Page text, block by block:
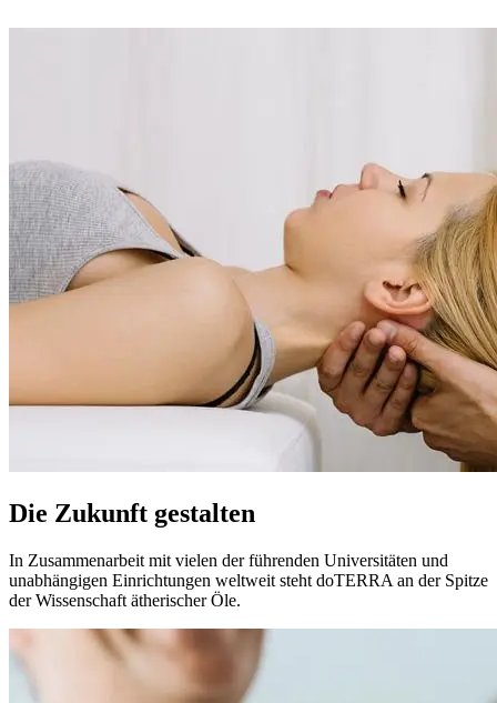
Die Zukunft gestalten
In Zusammenarbeit mit vielen der führenden Universitäten und
unabhängigen Einrichtungen weltweit steht doTERRA an der Spitze
der Wissenschaft ätherischer Öle.